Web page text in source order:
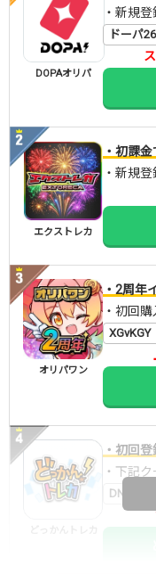
DOPAオリパ
・新規
ドーパ
エクストレカ
・初課
・新規
オリパワン
・2周年
・初回
XGvKGY
・初回
・下記
DNGBIF4X